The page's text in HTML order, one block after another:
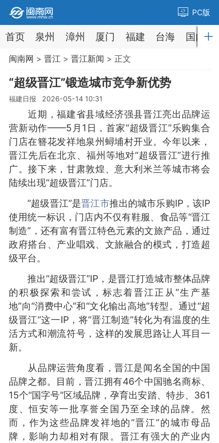
PC版
首页 泉州 漳州 厦门 福建 台海 国内
闽南网 > 晋江> 晋江新闻 > 正文
“超级晋江”锻造城市竞争新优势
福建日报 2026-05-14 10:31
近期，福建省县域经济强县晋江亮出品牌运
营新动作——5月1日，首家“超级晋江”乐购集合
门店在簪花发祥地泉州蟳埔村开业。今年以来，
晋江先后在北京、福州等地对“超级晋江”进行推
广。接下来，甘肃敦煌、意大利米兰等城市将会
陆续出现“超级晋江”门店。
“超级晋江”是晋江市推出的城市乐购IP，该IP
使用统一标识，门店内不仅有鞋服、食品等“晋江
制造”，还有富有晋江特色元素的文旅产品，通过
政府搭台、产业唱戏、文旅融合的模式，打造超
级平台。
推出“超级晋江”IP，是晋江打造城市整体品牌
的积极探索和尝试，标志着晋江正从“生产基
地”向“消费中心”和“文化输出高地”转型。通过“超
级晋江”这一IP，将“晋江制造”转化为有温度的生
活方式和潮流符号，这样的发展思路让人耳目一
新。
从品牌运营角度看，晋江是闻名全国的中国
品牌之都。目前，晋江拥有46个中国驰名商标、
15个“国字号”区域品牌，孕育出安踏、特步、361
度、恒安等一批享誉全国乃至全球的品牌。然
而，作为这些品牌发祥地的“晋江”的城市母品
牌，影响力却相对有限。晋江有强大的产业内